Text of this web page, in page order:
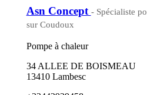
Asn Concept - Spécialiste
sur Coudoux
Pompe à chaleur
34 ALLEE DE BOISMEAU
13410 Lambesc